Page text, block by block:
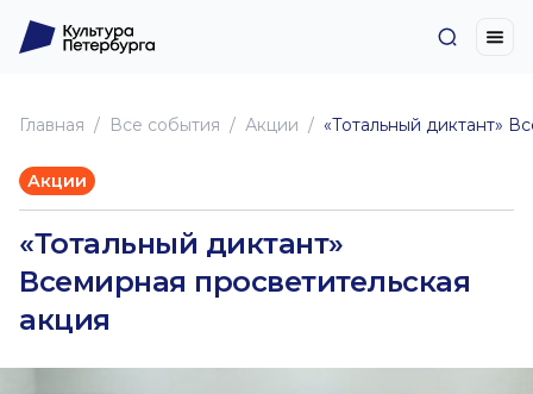
Главная Все события Акции «Тотальный диктант»
Акции
«Тотальный диктант»
Всемирная просветительская
акция